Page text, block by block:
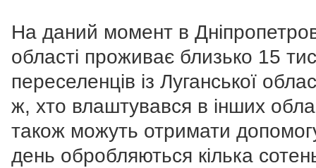
На даний момент в
області проживає близько 15
переселенців із Луганської
ж, хто влаштувався в інших
також можуть отримати
день обробляються кілька